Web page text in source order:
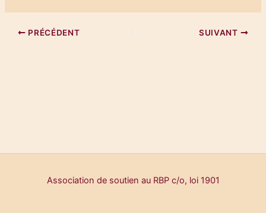
PRÉCÉDENT SUIVANT
Association de soutien au RBP c/o, loi 1901